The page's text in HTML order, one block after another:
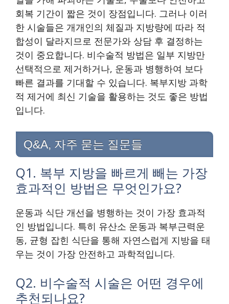
회복 기간이 짧은 것이 장점입니다. 그러나 이러
한 시술들은 개개인의 체질과 지방량에 따라 적
합성이 달라지므로 전문가와 상담 후 결정하는
것이 중요합니다. 비수술적 방법은 일부 지방만
선택적으로 제거하거나, 운동과 병행하여 보다
빠른 결과를 기대할 수 있습니다. 복부지방 과학
적 제거에 최신 기술을 활용하는 것도 좋은 방법
입니다.
Q&A, 자주 묻는 질문들
Q1. 복부 지방을 빠르게 빼는 가장
효과적인 방법은 무엇인가요?
운동과 식단 개선을 병행하는 것이 가장 효과적
인 방법입니다. 특히 유산소 운동과 복부근력운
동, 균형 잡힌 식단을 통해 자연스럽게 지방을 태
우는 것이 가장 안전하고 과학적입니다.
Q2. 비수술적 시술은 어떤 경우에
추천되나요?